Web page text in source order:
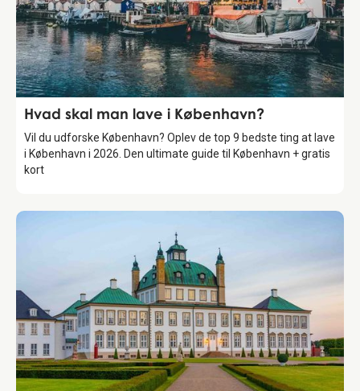
Guide
Hvad skal man lave i København?
Vil du udforske København? Oplev de top 9 bedste ting at lave
i København i 2026. Den ultimate guide til København + gratis
kort